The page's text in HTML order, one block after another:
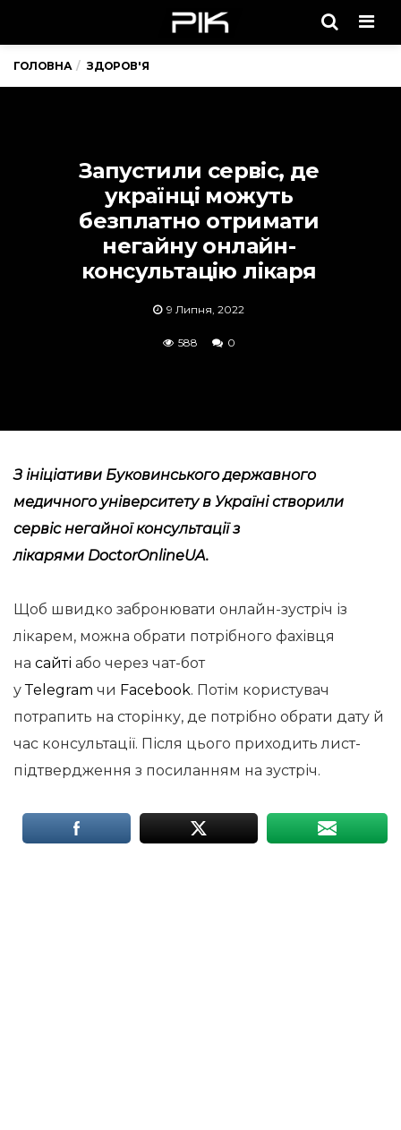
ГОЛОВНА ЗДОРОВ'Я
Запустили сервіс, де
українці можуть
безплатно отримати
негайну онлайн-
консультацію лікаря
9 Липня, 2022
588 0
З ініціативи Буковинського державного
медичного університету в Україні створили
сервіс негайної консультації з
лікарями DoctorOnlineUA.
Щоб швидко забронювати онлайн-зустріч із
лікарем, можна обрати потрібного фахівця
на сайті або через чат-бот
уТelegram чи Facebook. Потім користувач
потрапить на сторінку, де потрібно обрати дату й
час консультації. Після цього приходить лист-
підтвердження з посиланням на зустріч.